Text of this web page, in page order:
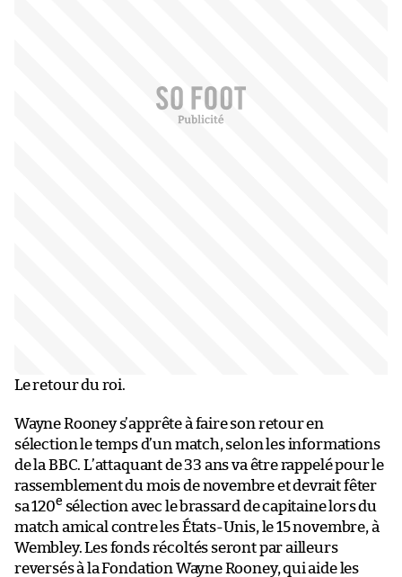
Le retour du roi.
Wayne Rooney s’apprête à faire son retour en
sélection le temps d’un match, selon les informations
de la BBC. L’attaquant de 33 ans va être rappelé pour le
rassemblement du mois de novembre et devrait fêter
sa 120e sélection avec le brassard de capitaine lors du
match amical contre les États-Unis, le 15 novembre, à
Wembley. Les fonds récoltés seront par ailleurs
reversés à la Fondation Wayne Rooney, qui aide les